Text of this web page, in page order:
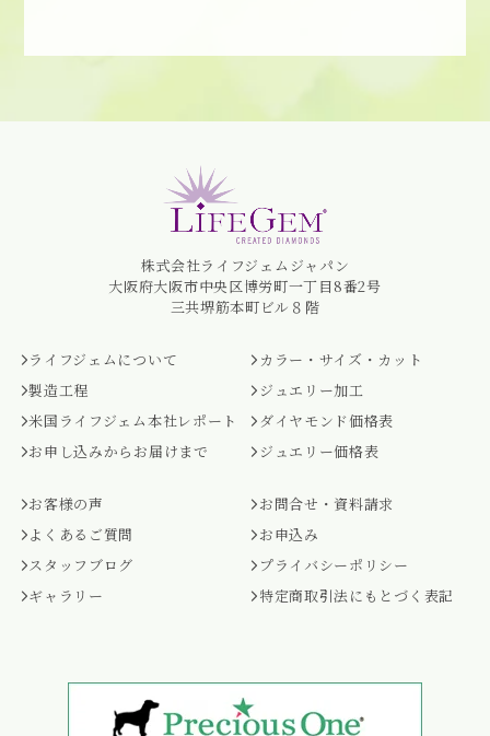
株式会社ライフジェムジャパン
大阪府大阪市中央区博労町一丁目8番2号
三共堺筋本町ビル８階
ライフジェムについて
製造工程
米国ライフジェム本社レポート
お申し込みからお届けまで
カラー・サイズ・カット
ジュエリー加工
ダイヤモンド価格表
ジュエリー価格表
お客様の声
よくあるご質問
スタッフブログ
ギャラリー
お問合せ・資料請求
お申込み
プライバシーポリシー
特定商取引法にもとづく表記